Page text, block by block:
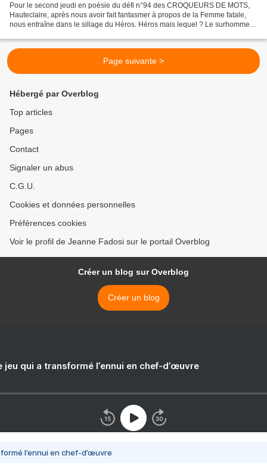
Pour le second jeudi en poésie du défi n°94 des CROQUEURS DE MOTS,
Hauteclaire, après nous avoir fait fantasmer à propos de la Femme fatale,
nous entraîne dans le sillage du Héros. Héros mais lequel ? Le surhomme,
Page suivante >
Hébergé par Overblog
Top articles
Pages
Contact
Signaler un abus
C.G.U.
Cookies et données personnelles
Préférences cookies
Voir le profil de Jeanne Fadosi sur le portail Overblog
Créer un blog sur Overblog
Créer un blog
jeu qui a transformé l’ennui en chef-d’œuvre
l’ennui en chef-d’œuvre